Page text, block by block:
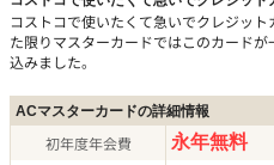
コストコで使いたくて急いでクレジッ
た限りマスターカードではこのカード
込みました。
ACマスターカードの詳細情報
初年度年会費
永年無料